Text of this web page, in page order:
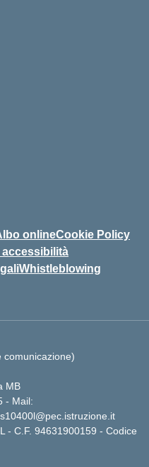
onlineCookie Policy
accessibilità
Whistleblowing
comunicazione)
MB
- Mail:
- C.F. 94631900159 - Codice